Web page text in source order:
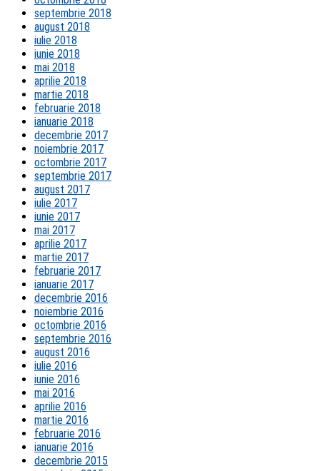
septembrie 2018
august 2018
iulie 2018
iunie 2018
mai 2018
aprilie 2018
martie 2018
februarie 2018
ianuarie 2018
decembrie 2017
noiembrie 2017
octombrie 2017
septembrie 2017
august 2017
iulie 2017
iunie 2017
mai 2017
aprilie 2017
martie 2017
februarie 2017
ianuarie 2017
decembrie 2016
noiembrie 2016
octombrie 2016
septembrie 2016
august 2016
iulie 2016
iunie 2016
mai 2016
aprilie 2016
martie 2016
februarie 2016
ianuarie 2016
decembrie 2015